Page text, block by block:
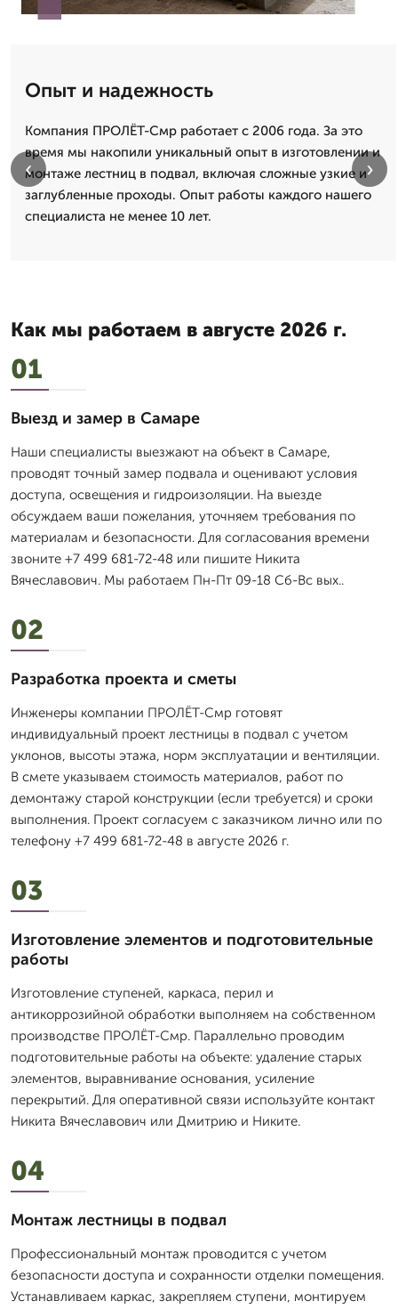
Опыт и надежность
Компания ПРОЛЁТ-Смр работает с 2006 года. За это
время мы накопили уникальный опыт в изготовлении и
монтаже лестниц в подвал, включая сложные узкие и
заглубленные проходы. Опыт работы каждого нашего
специалиста не менее 10 лет.
‹ ›
Как мы работаем в августе 2026 г.
01
Выезд и замер в Самаре
Наши специалисты выезжают на объект в Самаре,
проводят точный замер подвала и оценивают условия
доступа, освещения и гидроизоляции. На выезде
обсуждаем ваши пожелания, уточняем требования по
материалам и безопасности. Для согласования времени
звоните +7 499 681-72-48 или пишите Никита
Вячеславович. Мы работаем Пн-Пт 09-18 Сб-Вс вых..
02
Разработка проекта и сметы
Инженеры компании ПРОЛЁТ-Смр готовят
индивидуальный проект лестницы в подвал с учетом
уклонов, высоты этажа, норм эксплуатации и вентиляции.
В смете указываем стоимость материалов, работ по
демонтажу старой конструкции (если требуется) и сроки
выполнения. Проект согласуем с заказчиком лично или по
телефону +7 499 681-72-48 в августе 2026 г.
03
Изготовление элементов и подготовительные
работы
Изготовление ступеней, каркаса, перил и
антикоррозийной обработки выполняем на собственном
производстве ПРОЛЁТ-Смр. Параллельно проводим
подготовительные работы на объекте: удаление старых
элементов, выравнивание основания, усиление
перекрытий. Для оперативной связи используйте контакт
Никита Вячеславович или Дмитрию и Никите.
04
Монтаж лестницы в подвал
Профессиональный монтаж проводится с учетом
безопасности доступа и сохранности отделки помещения.
Устанавливаем каркас, закрепляем ступени, монтируем